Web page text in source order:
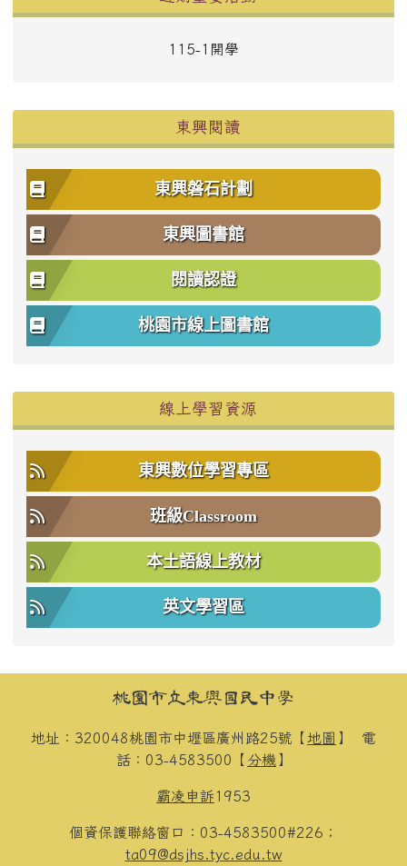
115-1開學
東興閱讀
東興磐石計劃
東興圖書館
閱讀認證
桃園市線上圖書館
線上學習資源
東興數位學習專區
班級Classroom
本土語線上教材
英文學習區
頁尾區域內容桃園市立東興國民中學
地址：320048桃園市中壢區廣州路25號【 地圖 】 電
話：03-4583500【 分機 】
霸凌申訴1953
個資保護聯絡窗口：03-4583500#226；
ta09@dsjhs.tyc.edu.tw